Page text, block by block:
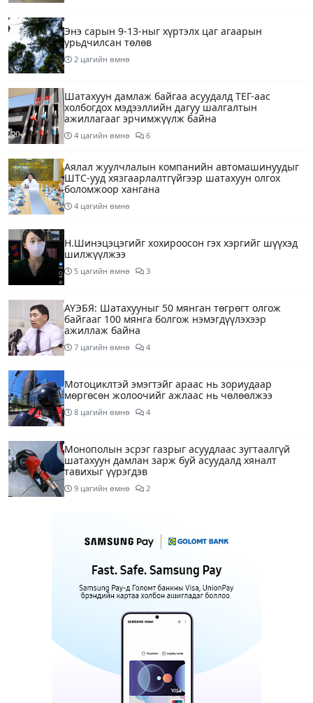
Энэ сарын 9-13-ныг хүртэлх цаг агаарын
урьдчилсан төлөв
2 цагийн өмнө
Шатахуун дамлаж байгаа асуудалд ТЕГ-аас
холбогдох мэдээллийн дагуу шалгалтын
ажиллагааг эрчимжүүлж байна
4 цагийн өмнө 6
Аялал жуулчлалын компанийн автомашинуудыг
ШТС-ууд хязгаарлалтгүйгээр шатахуун олгох
боломжоор хангана
4 цагийн өмнө
Н.Шинэцэцэгийг хохироосон гэх хэргийг шүүхэд
шилжүүлжээ
5 цагийн өмнө 3
АҮЭБЯ: Шатахууныг 50 мянган төгрөгт олгож
байгааг 100 мянга болгож нэмэгдүүлэхээр
ажиллаж байна
7 цагийн өмнө 4
Мотоциклтэй эмэгтэйг араас нь зориудаар
мөргөсөн жолоочийг ажлаас нь чөлөөлжээ
8 цагийн өмнө 4
Монополын эсрэг газрыг асуудлаас зугтаалгүй
шатахуун дамлан зарж буй асуудалд хяналт
тавихыг үүрэгдэв
9 цагийн өмнө 2
настай охиныг 7 дахь өдрөө хайж байна
АҮЭБЯ: Тэгш, сондгойг мөрдөөгүй 7 ШТС-д
торгууль ногдуулах, тусгай зөвшөөрлийг нь
цуцлах хүртэл арга хэмжээ авахыг сануулав
Боловсролын сайд Л.Энх-Амгалан Pearson
компанийн удирдлагуудтай уулзаж, хамтын
ажиллагааг гүнзгийрүүлэх талаар ярилцжээ